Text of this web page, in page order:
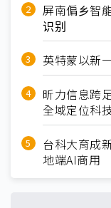
屏南偏乡智
识别
英特蒙以新
昕力信息跨
全域定位科
台科大育成
地端AI商用